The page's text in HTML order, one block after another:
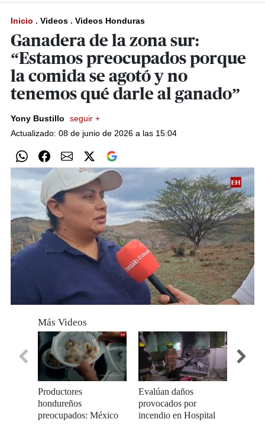
Inicio . Videos . Videos Honduras
Ganadera de la zona sur:
“Estamos preocupados porque
la comida se agotó y no
tenemos qué darle al ganado”
Yony Bustillo
seguir +
Actualizado: 08 de junio de 2026 a las 15:04
seconds
seconds
Más Videos
Productores
hondureños
preocupados: México
Evalúan daños
provocados por
incendio en Hospital